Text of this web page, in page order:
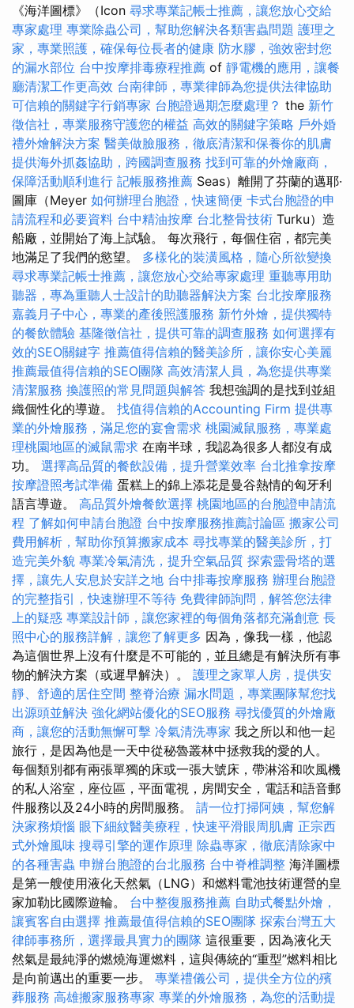
《海洋圖標》（Icon 尋求專業記帳士推薦，讓您放心交給
專家處理 專業除蟲公司，幫助您解決各類害蟲問題 護理之
家，專業照護，確保每位長者的健康 防水膠，強效密封您
的漏水部位 台中按摩排毒療程推薦 of 靜電機的應用，讓餐
廳清潔工作更高效 台南律師，專業律師為您提供法律協助
可信賴的關鍵字行銷專家 台胞證過期怎麼處理？ the 新竹
徵信社，專業服務守護您的權益 高效的關鍵字策略 戶外婚
禮外燴解決方案 醫美做臉服務，徹底清潔和保養你的肌膚
提供海外抓姦協助，跨國調查服務 找到可靠的外燴廠商，
保障活動順利進行 記帳服務推薦 Seas）離開了芬蘭的邁耶·
圖庫（Meyer 如何辦理台胞證，快速簡便 卡式台胞證的申
請流程和必要資料 台中精油按摩 台北整骨技術 Turku）造
船廠，並開始了海上試驗。 每次飛行，每個住宿，都完美
地滿足了我們的慾望。 多樣化的裝潢風格，隨心所欲變換
尋求專業記帳士推薦，讓您放心交給專家處理 重聽專用助
聽器，專為重聽人士設計的助聽器解決方案 台北按摩服務
嘉義月子中心，專業的產後照護服務 新竹外燴，提供獨特
的餐飲體驗 基隆徵信社，提供可靠的調查服務 如何選擇有
效的SEO關鍵字 推薦值得信賴的醫美診所，讓你安心美麗
推薦最值得信賴的SEO團隊 高效清潔人員，為您提供專業
清潔服務 換護照的常見問題與解答 我想強調的是找到並組
織個性化的導遊。 找值得信賴的Accounting Firm 提供專
業的外燴服務，滿足您的宴會需求 桃園滅鼠服務，專業處
理桃園地區的滅鼠需求 在南半球，我認為很多人都沒有成
功。 選擇高品質的餐飲設備，提升營業效率 台北推拿按摩
按摩證照考試準備 蛋糕上的錦上添花是曼谷熱情的匈牙利
語言導遊。 高品質外燴餐飲選擇 桃園地區的台胞證申請流
程 了解如何申請台胞證 台中按摩服務推薦討論區 搬家公司
費用解析，幫助你預算搬家成本 尋找專業的醫美診所，打
造完美外貌 專業冷氣清洗，提升空氣品質 探索靈骨塔的選
擇，讓先人安息於安詳之地 台中排毒按摩服務 辦理台胞證
的完整指引，快速辦理不等待 免費律師詢問，解答您法律
上的疑惑 專業設計師，讓您家裡的每個角落都充滿創意 長
照中心的服務詳解，讓您了解更多 因為，像我一樣，他認
為這個世界上沒有什麼是不可能的，並且總是有解決所有事
物的解決方案（或遲早解決）。 護理之家單人房，提供安
靜、舒適的居住空間 整脊治療 漏水問題，專業團隊幫您找
出源頭並解決 強化網站優化的SEO服務 尋找優質的外燴廠
商，讓您的活動無懈可擊 冷氣清洗專家 我之所以和他一起
旅行，是因為他是一天中從秘魯叢林中拯救我的愛的人。
每個類別都有兩張單獨的床或一張大號床，帶淋浴和吹風機
的私人浴室，座位區，平面電視，房間安全，電話和語音郵
件服務以及24小時的房間服務。 請一位打掃阿姨，幫您解
決家務煩惱 眼下細紋醫美療程，快速平滑眼周肌膚 正宗西
式外燴風味 搜尋引擎的運作原理 除蟲專家，徹底清除家中
的各種害蟲 申辦台胞證的台北服務 台中脊椎調整 海洋圖標
是第一艘使用液化天然氣（LNG）和燃料電池技術運營的皇
家加勒比國際遊輪。 台中整復服務推薦 自助式餐點外燴，
讓賓客自由選擇 推薦最值得信賴的SEO團隊 探索台灣五大
律師事務所，選擇最具實力的團隊 這很重要，因為液化天
然氣是最純淨的燃燒海運燃料，這與傳統的“重型”燃料相比
是向前邁出的重要一步。 專業禮儀公司，提供全方位的殯
葬服務 高雄搬家服務專家 專業的外燴服務，為您的活動提